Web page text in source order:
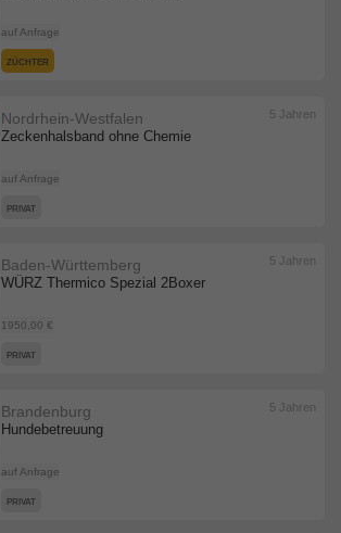
auf Anfrage
ZÜCHTER
Zeckenhalsband ohne Chemie
Nordrhein-Westfalen
auf Anfrage
5 Jahren
PRIVAT
WÜRZ Thermico Spezial 2Boxer
Baden-Württemberg
1950,00 €
5 Jahren
PRIVAT
Hundebetreuung
Brandenburg
auf Anfrage
5 Jahren
PRIVAT